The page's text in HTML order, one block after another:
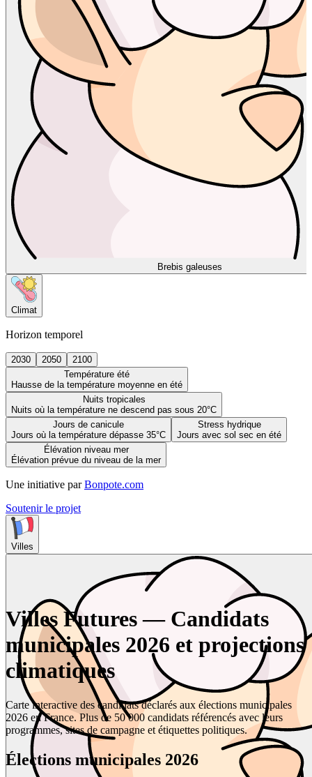
Brebis galeuses
Climat
Horizon temporel
2030 2050
2100
Température été
Hausse de la température moyenne en été
Nuits tropicales
Nuits où la température ne descend pas sous 20°C
Jours de canicule
Jours où la température dépasse 35°C
Stress hydrique
Jours avec sol sec en été
Élévation niveau mer
Élévation prévue du niveau de la mer
Une initiative par Bonpote.com
Soutenir le projet
Villes
Villes Futures — Candidats
municipales 2026 et projections
climatiques
Carte interactive des candidats déclarés aux élections municipales
2026 en France. Plus de 50 000 candidats référencés avec leurs
programmes, sites de campagne et étiquettes politiques.
Élections municipales 2026